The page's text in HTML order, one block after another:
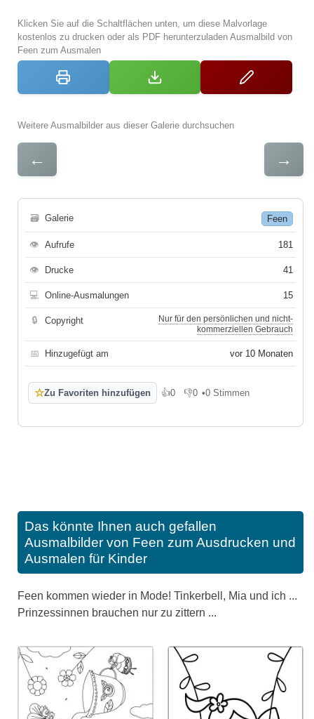
Klicken Sie auf die Schaltflächen unten, um diese Malvorlage
kostenlos zu drucken oder als PDF herunterzuladen Ausmalbild von
Feen zum Ausmalen
Weitere Ausmalbilder aus dieser Galerie durchsuchen
← →
🗃 Galerie Feen
👁 Aufrufe 181
👁 Drucke 41
💻 Online-Ausmalungen 15
🔒 Copyright
Nur für den persönlichen und nicht-
kommerziellen Gebrauch
📅 Hinzugefügt am vor 10 Monaten
☆Zu Favoriten hinzufügen 👍0
Gefällt mir
👎0
Gefällt mir nicht
•0 Stimmen
Das könnte Ihnen auch gefallen
Ausmalbilder von Feen zum Ausdrucken und
Ausmalen für Kinder
Feen kommen wieder in Mode! Tinkerbell, Mia und ich ...
Prinzessinnen brauchen nur zu zittern ...